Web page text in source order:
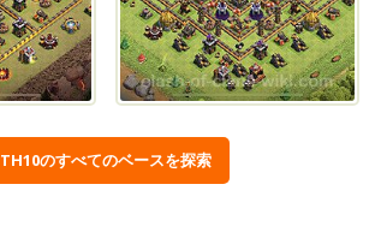
TH10のすべてのベースを探索